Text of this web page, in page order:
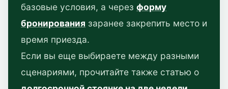
базовые условия, а через форму
бронирования заранее закрепить место и
время приезда.
Если вы еще выбираете между разными
сценариями, прочитайте также статью о